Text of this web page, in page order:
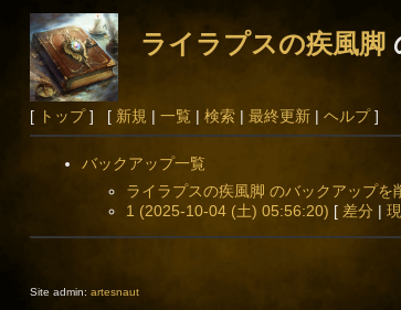
ライラプスの疾風脚
[ トップ] [ 新規 | 一覧 | 検索| 最終更新| ヘルプ]
バックアップ一覧
ライラプスの疾風脚 のバックアップを
1 (2025-10-04 (土) 05:56:20) [ 差分 |
Site admin: artesnaut